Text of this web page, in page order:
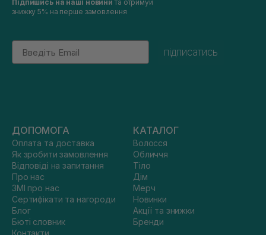
Підпишись на наші новини та отримуй
знижку 5% на перше замовлення
Email
підписатись
ДОПОМОГА
Оплата та доставка
Як зробити замовлення
Відповіді на запитання
Про нас
ЗМІ про нас
Сертифікати та нагороди
Блог
Бюті словник
Контакти
КАТАЛОГ
Волосся
Обличчя
Тіло
Дім
Мерч
Новинки
Акції та знижки
Бренди